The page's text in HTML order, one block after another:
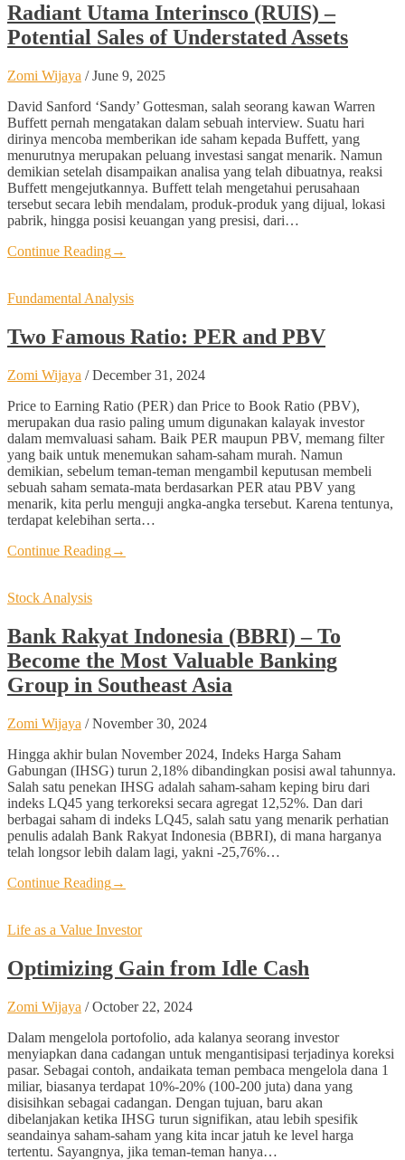
Radiant Utama Interinsco (RUIS) –
Potential Sales of Understated Assets
Zomi Wijaya /June 9, 2025
David Sanford ‘Sandy’ Gottesman, salah seorang kawan Warren
Buffett pernah mengatakan dalam sebuah interview. Suatu hari
dirinya mencoba memberikan ide saham kepada Buffett, yang
menurutnya merupakan peluang investasi sangat menarik. Namun
demikian setelah disampaikan analisa yang telah dibuatnya, reaksi
Buffett mengejutkannya. Buffett telah mengetahui perusahaan
tersebut secara lebih mendalam, produk-produk yang dijual, lokasi
pabrik, hingga posisi keuangan yang presisi, dari…
Continue Reading→
Fundamental Analysis
Two Famous Ratio: PER and PBV
Zomi Wijaya /December 31, 2024
Price to Earning Ratio (PER) dan Price to Book Ratio (PBV),
merupakan dua rasio paling umum digunakan kalayak investor
dalam memvaluasi saham. Baik PER maupun PBV, memang filter
yang baik untuk menemukan saham-saham murah. Namun
demikian, sebelum teman-teman mengambil keputusan membeli
sebuah saham semata-mata berdasarkan PER atau PBV yang
menarik, kita perlu menguji angka-angka tersebut. Karena tentunya,
terdapat kelebihan serta…
Continue Reading→
Stock Analysis
Bank Rakyat Indonesia (BBRI) – To
Become the Most Valuable Banking
Group in Southeast Asia
Zomi Wijaya /November 30, 2024
Hingga akhir bulan November 2024, Indeks Harga Saham
Gabungan (IHSG) turun 2,18% dibandingkan posisi awal tahunnya.
Salah satu penekan IHSG adalah saham-saham keping biru dari
indeks LQ45 yang terkoreksi secara agregat 12,52%. Dan dari
berbagai saham di indeks LQ45, salah satu yang menarik perhatian
penulis adalah Bank Rakyat Indonesia (BBRI), di mana harganya
telah longsor lebih dalam lagi, yakni -25,76%…
Continue Reading→
Life as a Value Investor
Optimizing Gain from Idle Cash
Zomi Wijaya /October 22, 2024
Dalam mengelola portofolio, ada kalanya seorang investor
menyiapkan dana cadangan untuk mengantisipasi terjadinya koreksi
pasar. Sebagai contoh, andaikata teman pembaca mengelola dana 1
miliar, biasanya terdapat 10%-20% (100-200 juta) dana yang
disisihkan sebagai cadangan. Dengan tujuan, baru akan
dibelanjakan ketika IHSG turun signifikan, atau lebih spesifik
seandainya saham-saham yang kita incar jatuh ke level harga
tertentu. Sayangnya, jika teman-teman hanya…